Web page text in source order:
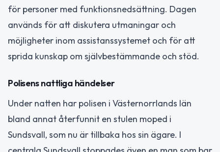
för personer med funktionsnedsättning. Dagen
används för att diskutera utmaningar och
möjligheter inom assistanssystemet och för att
sprida kunskap om självbestämmande och stöd.
Polisens nattliga händelser
Under natten har polisen i Västernorrlands län
bland annat återfunnit en stulen moped i
Sundsvall, som nu är tillbaka hos sin ägare. I